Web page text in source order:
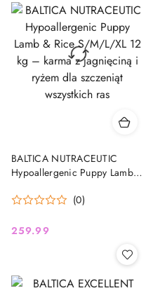
BALTICA NUTRACEUTIC
Hypoallergenic Puppy Lamb &
z jagnięciną i ryżem dla
(0)
Cena:
259.99